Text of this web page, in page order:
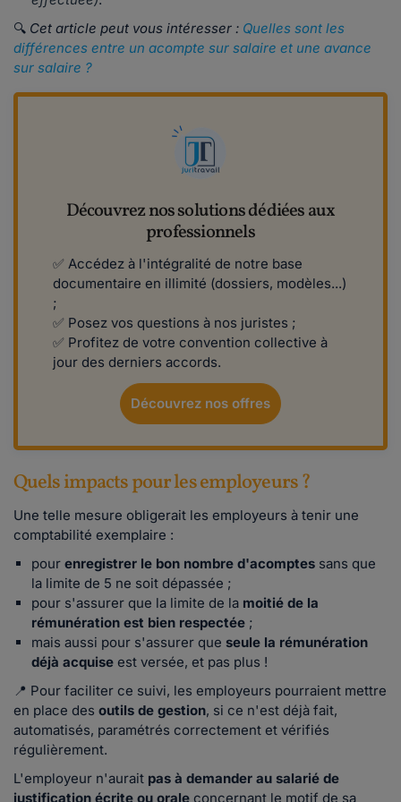
🔍 Cet article peut vous intéresser : Quelles sont les
différences entre un acompte sur salaire et une avance
sur salaire ?
Découvrez nos solutions dédiées aux
professionnels
✅ Accédez à l'intégralité de notre base
documentaire en illimité (dossiers, modèles...)
;
✅ Posez vos questions à nos juristes ;
✅ Profitez de votre convention collective à
jour des derniers accords.
Découvrez nos offres
Quels impacts pour les employeurs ?
Une telle mesure obligerait les employeurs à tenir une
comptabilité exemplaire :
pour enregistrer le bon nombre d'acomptes sans que
la limite de 5 ne soit dépassée ;
pour s'assurer que la limite de la moitié de la
rémunération est bien respectée ;
mais aussi pour s'assurer que seule la rémunération
déjà acquise est versée, et pas plus !
📍 Pour faciliter ce suivi, les employeurs pourraient mettre
en place des outils de gestion, si ce n'est déjà fait,
automatisés, paramétrés correctement et vérifiés
régulièrement.
L'employeur n'aurait pas à demander au salarié de
justification écrite ou orale concernant le motif de sa